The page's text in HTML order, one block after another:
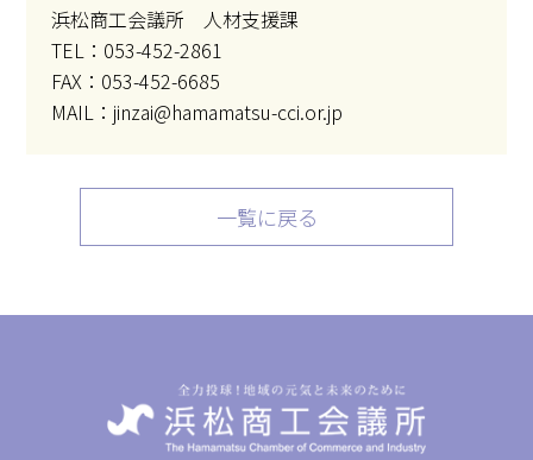
浜松商工会議所 人材支援課
TEL：053-452-2861
FAX：053-452-6685
MAIL：jinzai@hamamatsu-cci.or.jp
一覧に戻る